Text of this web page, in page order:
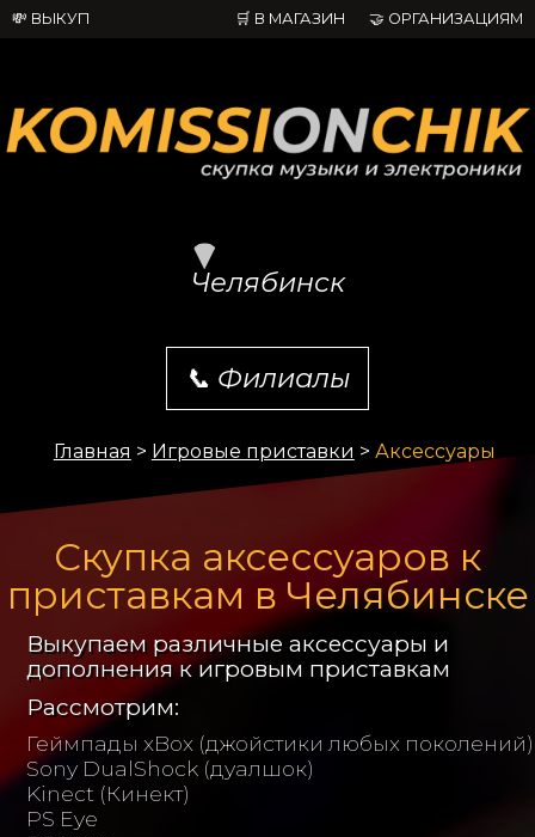
💸 ВЫКУП 🛒 В МАГАЗИН 🤝 ОРГАНИЗАЦИЯМ
Челябинск
📞 Филиалы
Главная > Игровые приставки > Аксессуары
Скупка аксессуаров к
приставкам в Челябинске
Выкупаем различные аксессуары и
дополнения к игровым приставкам
Рассмотрим:
Геймпады xBox (джойстики любых поколений)
Sony DualShock (дуалшок)
Kinect (Кинект)
PS Eye